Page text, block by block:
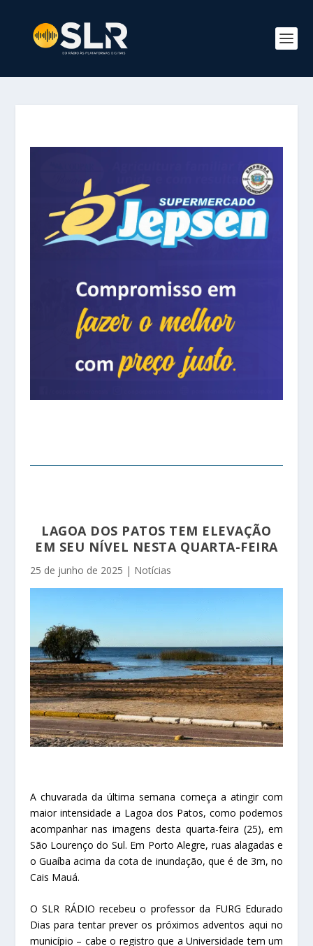
LAGOA DOS PATOS TEM ELEVAÇÃO
EM SEU NÍVEL NESTA QUARTA-FEIRA
25 de junho de 2025 | Notícias
A chuvarada da última semana começa a atingir com
maior intensidade a Lagoa dos Patos, como podemos
acompanhar nas imagens desta quarta-feira (25), em
São Lourenço do Sul. Em Porto Alegre, ruas alagadas e
o Guaíba acima da cota de inundação, que é de 3m, no
Cais Mauá.
O SLR RÁDIO recebeu o professor da FURG Edurado
Dias para tentar prever os próximos adventos aqui no
município – cabe o registro que a Universidade tem um